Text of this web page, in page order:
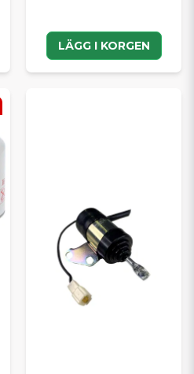
LÄGG I KORGEN